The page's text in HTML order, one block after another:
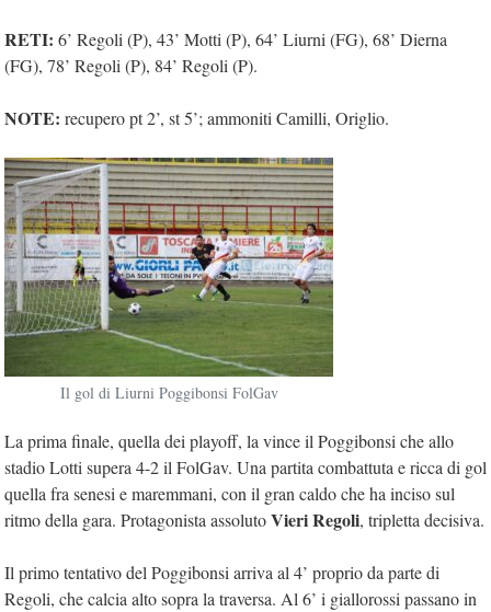
RETI: 6’ Regoli (P), 43’ Motti (P), 64’ Liurni (FG), 68’ Dierna
(FG), 78’ Regoli (P), 84’ Regoli (P).
NOTE: recupero pt 2’, st 5’; ammoniti Camilli, Origlio.
Il gol di Liurni Poggibonsi FolGav
La prima finale, quella dei playoff, la vince il Poggibonsi che allo
stadio Lotti supera 4-2 il FolGav. Una partita combattuta e ricca di gol
quella fra senesi e maremmani, con il gran caldo che ha inciso sul
ritmo della gara. Protagonista assolutoVieri Regoli, tripletta decisiva.
Il primo tentativo del Poggibonsi arriva al 4’ proprio da parte di
Regoli, che calcia alto sopra la traversa. Al 6’ i giallorossi passano in